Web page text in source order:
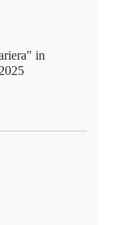
in